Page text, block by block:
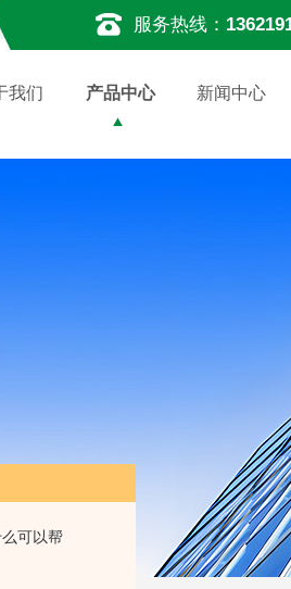
可以帮
服务热线：
我们 产品中心 新闻中心